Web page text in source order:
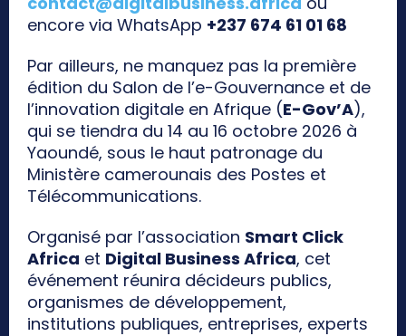
encore via WhatsApp +237 674 61 01 68
Par ailleurs, ne manquez pas la première
édition du Salon de l’e-Gouvernance et de
l’innovation digitale en Afrique (E-Gov’A),
qui se tiendra du 14 au 16 octobre 2026 à
Yaoundé, sous le haut patronage du
Ministère camerounais des Postes et
Télécommunications.
Organisé par l’association Smart Click
Africa et Digital Business Africa, cet
événement réunira décideurs publics,
organismes de développement,
institutions publiques, entreprises, experts